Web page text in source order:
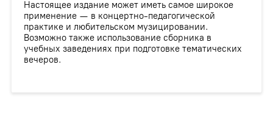
Настоящее издание может иметь самое широкое
применение — в концертно-педагогической
практике и любительском музицировании.
Возможно также использование сборника в
учебных заведениях при подготовке тематических
вечеров.